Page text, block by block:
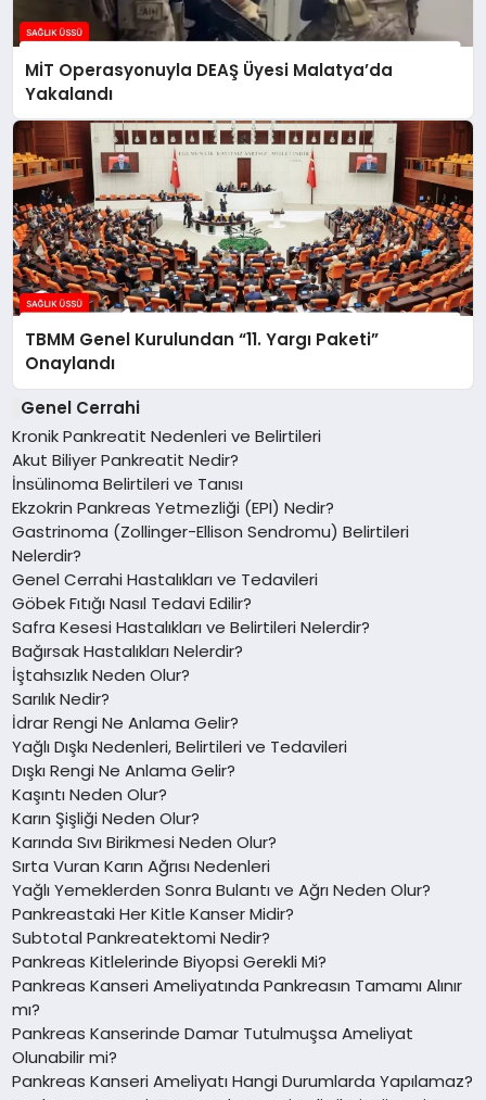
MİT Operasyonuyla DEAŞ Üyesi Malatya’da
Yakalandı
TBMM Genel Kurulundan “11. Yargı Paketi”
Onaylandı
Genel Cerrahi
Kronik Pankreatit Nedenleri ve Belirtileri
Akut Biliyer Pankreatit Nedir?
İnsülinoma Belirtileri ve Tanısı
Ekzokrin Pankreas Yetmezliği (EPI) Nedir?
Gastrinoma (Zollinger-Ellison Sendromu) Belirtileri
Nelerdir?
Genel Cerrahi Hastalıkları ve Tedavileri
Göbek Fıtığı Nasıl Tedavi Edilir?
Safra Kesesi Hastalıkları ve Belirtileri Nelerdir?
Bağırsak Hastalıkları Nelerdir?
İştahsızlık Neden Olur?
Sarılık Nedir?
İdrar Rengi Ne Anlama Gelir?
Yağlı Dışkı Nedenleri, Belirtileri ve Tedavileri
Dışkı Rengi Ne Anlama Gelir?
Kaşıntı Neden Olur?
Karın Şişliği Neden Olur?
Karında Sıvı Birikmesi Neden Olur?
Sırta Vuran Karın Ağrısı Nedenleri
Yağlı Yemeklerden Sonra Bulantı ve Ağrı Neden Olur?
Pankreastaki Her Kitle Kanser Midir?
Subtotal Pankreatektomi Nedir?
Pankreas Kitlelerinde Biyopsi Gerekli Mi?
Pankreas Kanseri Ameliyatında Pankreasın Tamamı Alınır
mı?
Pankreas Kanserinde Damar Tutulmuşsa Ameliyat
Olunabilir mi?
Pankreas Kanseri Ameliyatı Hangi Durumlarda Yapılamaz?